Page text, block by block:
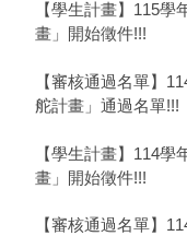
【學生計畫】115
畫」開始徵件!!!
【審核通過名單】
舵計畫」通過名單!!!
【學生計畫】114
畫」開始徵件!!!
【審核通過名單】